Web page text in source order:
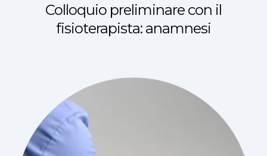
Colloquio preliminare con il
fisioterapista: anamnesi